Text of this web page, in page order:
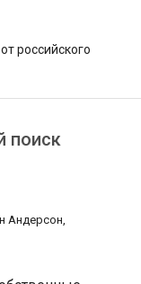
российского
поиск
Андерсон,